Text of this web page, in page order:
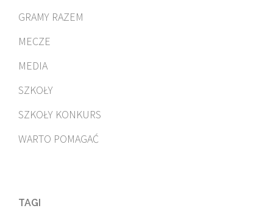
GRAMY RAZEM
MECZE
MEDIA
SZKOŁY
SZKOŁY KONKURS
WARTO POMAGAĆ
TAGI